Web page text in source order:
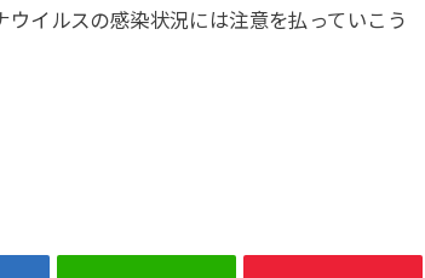
イルスの感染状況には注意を払っていこう